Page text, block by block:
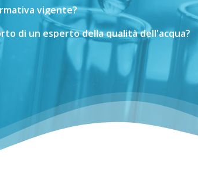
vigente?
di un espertodellaqualitàdell'acqua?